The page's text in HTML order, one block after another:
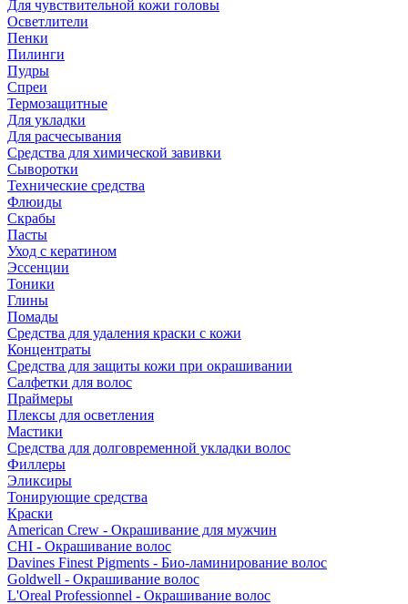
Для чувствительной кожи головы
Осветлители
Пенки
Пилинги
Пудры
Спреи
Термозащитные
Для укладки
Для расчесывания
Средства для химической завивки
Сыворотки
Технические средства
Флюиды
Скрабы
Пасты
Уход с кератином
Эссенции
Тоники
Глины
Помады
Средства для удаления краски с кожи
Концентраты
Средства для защиты кожи при окрашивании
Салфетки для волос
Праймеры
Плексы для осветления
Мастики
Средства для долговременной укладки волос
Филлеры
Эликсиры
Тонирующие средства
Краски
American Crew - Окрашивание для мужчин
CHI - Окрашивание волос
Davines Finest Pigments - Био-ламинирование волос
Goldwell - Окрашивание волос
L'Oreal Professionnel - Окрашивание волос